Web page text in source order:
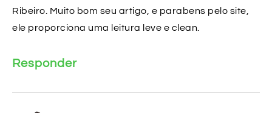
Ribeiro. Muito bom seu artigo, e parabens pelo site,
ele proporciona uma leitura leve e clean.
Responder